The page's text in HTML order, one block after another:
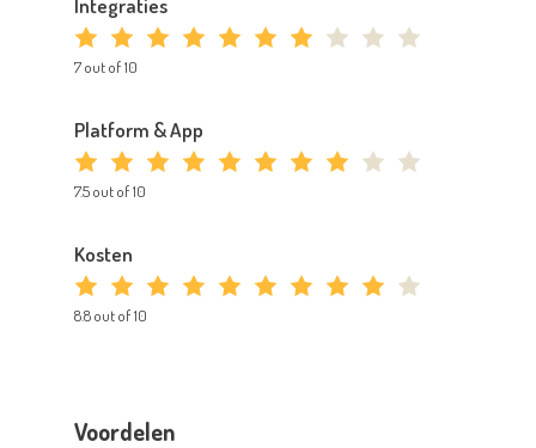
Integraties
7 out of 10
Platform & App
7.5 out of 10
Kosten
8.8 out of 10
Voordelen